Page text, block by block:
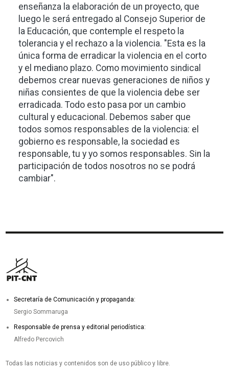
enseñanza la elaboración de un proyecto, que
luego le será entregado al Consejo Superior de
la Educación, que contemple el respeto la
tolerancia y el rechazo a la violencia. "Esta es la
única forma de erradicar la violencia en el corto
y el mediano plazo. Como movimiento sindical
debemos crear nuevas generaciones de niños y
niñas consientes de que la violencia debe ser
erradicada. Todo esto pasa por un cambio
cultural y educacional. Debemos saber que
todos somos responsables de la violencia: el
gobierno es responsable, la sociedad es
responsable, tu y yo somos responsables. Sin la
participación de todos nosotros no se podrá
cambiar".
Secretaría de Comunicación y propaganda:
Sergio Sommaruga
Responsable de prensa y editorial periodística:
Alfredo Percovich
Todas las noticias y contenidos son de uso público y libre.